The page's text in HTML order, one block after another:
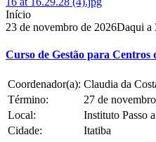
Início
23 de novembro de 2026Daqui a
Curso de Gestão para Centros
Coordenador(a): Claudia da
Término:
27 de novembro
Local:
Instituto Passo
Cidade:
Itatiba